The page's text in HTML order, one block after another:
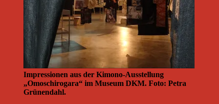
Impressionen aus der Kimono-Ausstellung
„Omoschirogara“ im Museum DKM. Foto: Petra
Grünendahl.